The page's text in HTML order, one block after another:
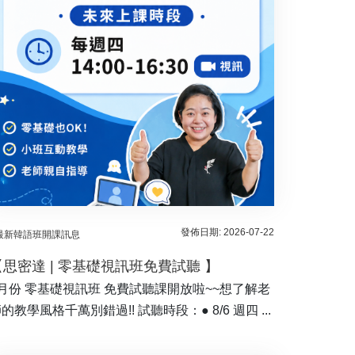
新韓語班開課訊息 發佈日期: 2026-07-22
密達 | 零基礎視訊班免費試聽 】
份 零基礎視訊班 免費試聽課開放啦~~想了解老
教學風格千萬別錯過!! 試聽時段：● 8/6 週四 ...